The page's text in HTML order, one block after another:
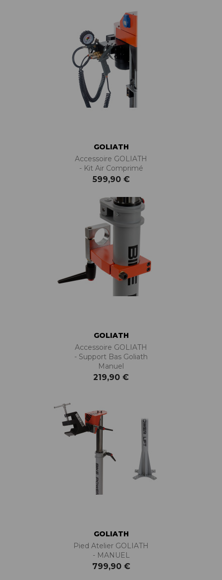
GOLIATH
Accessoire GOLIATH
- Kit Air Comprimé
599,90 €
GOLIATH
Accessoire GOLIATH
- Support Bas Goliath
Manuel
219,90 €
GOLIATH
Pied Atelier GOLIATH
- MANUEL
799,90 €